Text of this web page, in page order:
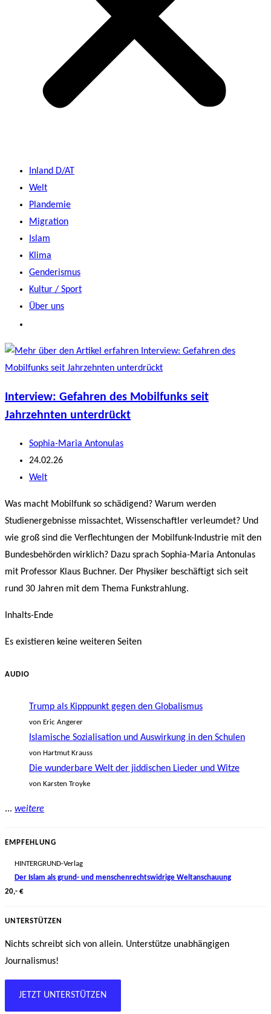
Inland D/AT
Welt
Plandemie
Migration
Islam
Klima
Genderismus
Kultur / Sport
Über uns
Interview: Gefahren des Mobilfunks seit
Jahrzehnten unterdrückt
Beitrags-
Autor:
Sophia-Maria Antonulas
Beitrag
veröffentlicht:
24.02.26
Beitrags-
Welt
Was macht Mobilfunk so schädigend? Warum werden
Studienergebnisse missachtet, Wissenschaftler verleumdet? Und
wie groß sind die Verflechtungen der Mobilfunk-Industrie mit den
Bundesbehörden wirklich? Dazu sprach Sophia-Maria Antonulas
mit Professor Klaus Buchner. Der Physiker beschäftigt sich seit
rund 30 Jahren mit dem Thema Funkstrahlung.
Inhalts-Ende
Es existieren keine weiteren Seiten
AUDIO
Trump als Kipppunkt gegen den Globalismus
von Eric Angerer
Islamische Sozialisation und Auswirkung in den Schulen
von Hartmut Krauss
Die wunderbare Welt der jiddischen Lieder und Witze
von Karsten Troyke
... weitere
EMPFEHLUNG
HINTERGRUND-Verlag
Der Islam als grund- und menschenrechtswidrige Weltanschauung
20,- €
UNTERSTÜTZEN
Nichts schreibt sich von allein. Unterstütze unabhängigen
Journalismus!
JETZT UNTERSTÜTZEN